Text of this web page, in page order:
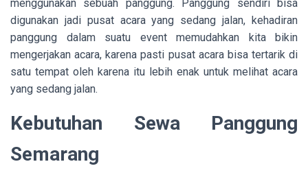
menggunakan sebuah panggung. Panggung sendiri bisa
digunakan jadi pusat acara yang sedang jalan, kehadiran
panggung dalam suatu event memudahkan kita bikin
mengerjakan acara, karena pasti pusat acara bisa tertarik di
satu tempat oleh karena itu lebih enak untuk melihat acara
yang sedang jalan.
Kebutuhan Sewa Panggung
Semarang